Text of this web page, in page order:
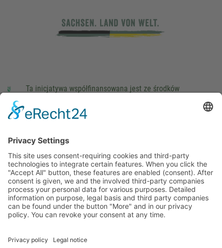
Ta inicjatywa współfinansowana jest ze środków
parlamentarzystów Landtagu Saksońskiego budżetu.
stopka redakcyjna
This site uses consent-requiring cookies and third-party
technologies to integrate certain features. When you click the
"Accept All" button, these features are enabled (consent).
After consent is given, we and the involved third-party
companies process your personal data for various purposes.
companies can be found under the button "More" and in our